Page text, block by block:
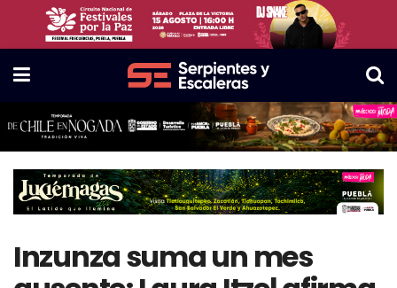
Inzunza suma un mes